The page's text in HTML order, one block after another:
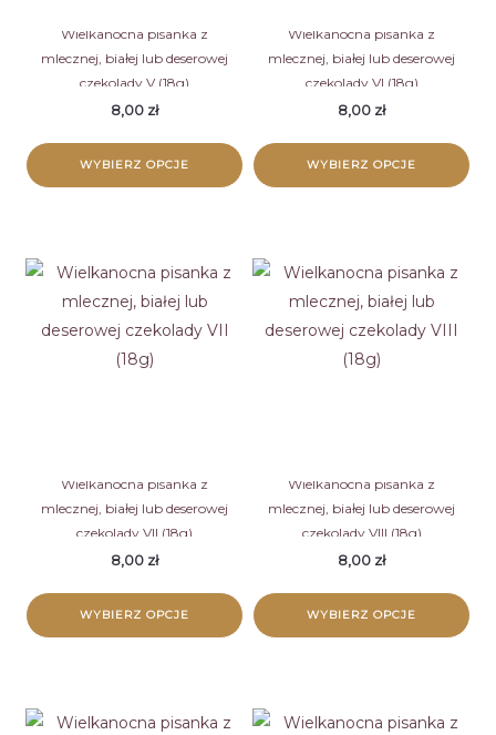
stronie
produktu
stronie
produktu
Wielkanocna pisanka z
mlecznej, białej lub deserowej
czekolady V (18g)
8,00 zł
WYBIERZ OPCJE
ma
wiele
wariantów.
Opcje
stronie
produktu
Wielkanocna pisanka z
mlecznej, białej lub deserowej
czekolady VI (18g)
8,00 zł
WYBIERZ OPCJE
ma
wiele
wariantów.
Opcje
stronie
produktu
Wielkanocna pisanka z
mlecznej, białej lub deserowej
czekolady VII (18g)
8,00 zł
WYBIERZ OPCJE
Wielkanocna pisanka z
mlecznej, białej lub deserowej
czekolady VIII (18g)
8,00 zł
WYBIERZ OPCJE